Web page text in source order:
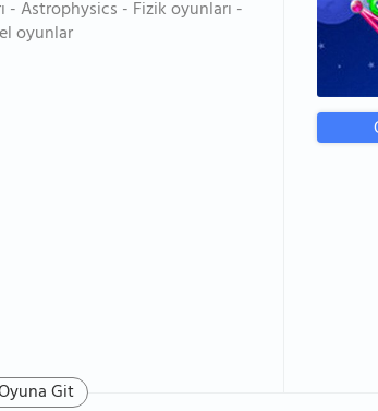
Astrophysics - Fizik oyunları -
oyunlar
Git